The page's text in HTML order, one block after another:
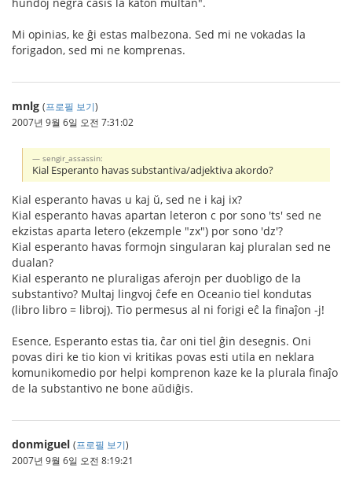
Mi opinias, ke ĝi estas malbezona. Sed mi ne vokadas la
forigadon, sed mi ne komprenas.
mnlg (프로필 보기)
2007년 9월 6일 오전 7:31:02
sengir_assassin:
Kial Esperanto havas substantiva/adjektiva akordo?
Kial esperanto havas u kaj ŭ, sed ne i kaj ix?
Kial esperanto havas apartan leteron c por sono 'ts' sed ne
ekzistas aparta letero (ekzemple "zx") por sono 'dz'?
Kial esperanto havas formojn singularan kaj pluralan sed ne
dualan?
Kial esperanto ne pluraligas aferojn per duobligo de la
substantivo? Multaj lingvoj ĉefe en Oceanio tiel kondutas
(libro libro = libroj). Tio permesus al ni forigi eĉ la finaĵon -j!
Esence, Esperanto estas tia, ĉar oni tiel ĝin desegnis. Oni
povas diri ke tio kion vi kritikas povas esti utila en neklara
komunikomedio por helpi komprenon kaze ke la plurala finaĵo
de la substantivo ne bone aŭdiĝis.
donmiguel (프로필 보기)
2007년 9월 6일 오전 8:19:21